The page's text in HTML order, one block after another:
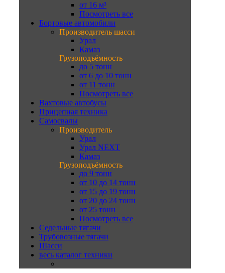
от 16 м³
Посмотреть все
Бортовые автомобили
Производитель шасси
Урал
Камаз
Грузоподъёмность
до 5 тонн
от 6 до 10 тонн
от 11 тонн
Посмотреть все
Вахтовые автобусы
Прицепная техника
Самосвалы
Производитель
Урал
Урал NEXT
Камаз
Грузоподъёмность
до 9 тонн
от 10 до 14 тонн
от 15 до 19 тонн
от 20 до 24 тонн
от 25 тонн
Посмотреть все
Седельные тягачи
Трубовозные тягачи
Шасси
весь каталог техники